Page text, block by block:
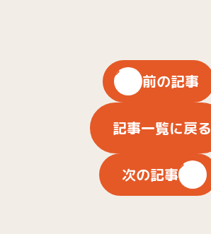
前の記事
記事一覧に戻る
次の記事